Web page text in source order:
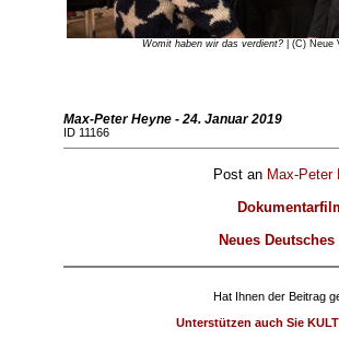
Womit haben wir das verdient? | (C) Neue
Max-Peter Heyne - 24. Januar 2019
ID 11166
Post an Max-Peter
Neues
Hat Ihnen der Beitrag
Unterstützen auch Sie